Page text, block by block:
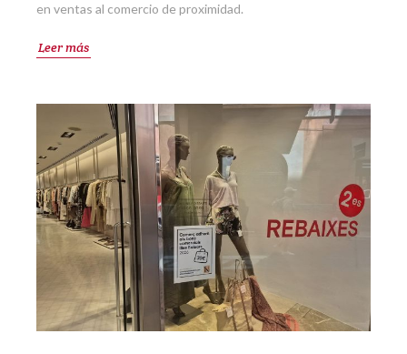
en ventas al comercio de proximidad.
Leer más